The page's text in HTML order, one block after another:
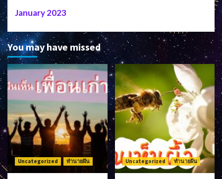
January 2023
You may have missed
Uncategorized ทำนายฝัน Uncategorized ทำนายฝัน